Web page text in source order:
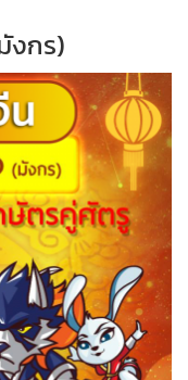
งกร)